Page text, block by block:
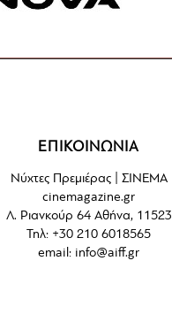
ΕΠΙΚΟΙΝΩΝΙΑ
Νύχτες Πρεμιέρας | ΣΙΝΕΜΑ
cinemagazine.gr
Λ. Ριανκούρ 64 Αθήνα, 11523
Τηλ: +30 210 6018565
email: info@aiff.gr